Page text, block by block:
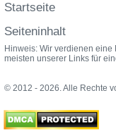
Startseite
Seiteninhalt
Hinweis: Wir verdienen
meisten unserer Links für
© 2012 - 2026. Alle Rechte